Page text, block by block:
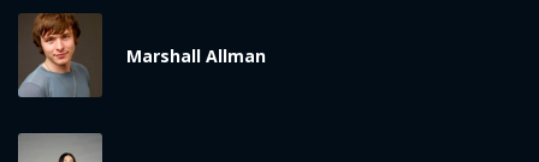
Marshall Allman